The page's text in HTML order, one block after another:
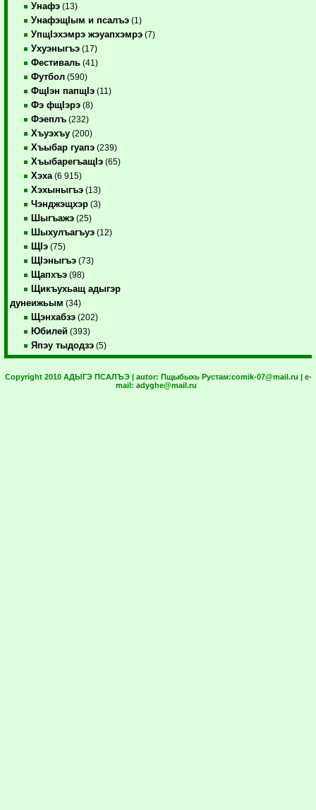
Унафэ (13)
УнафэщIым и псалъэ (1)
УпщIэхэмрэ жэуапхэмрэ (7)
Ухуэныгъэ (17)
Фестиваль (41)
Футбол (590)
ФщIэн папщIэ (11)
Фэ фщIэрэ (8)
Фэеплъ (232)
Хъуэхъу (200)
Хъыбар гуапэ (239)
ХъыбарегъащIэ (65)
Хэха (6 915)
Хэхыныгъэ (13)
Чэнджэщхэр (3)
Шыгъажэ (25)
Шыхулъагъуэ (12)
ЩIэ (75)
ЩIэныгъэ (73)
Щапхъэ (98)
Щикъухьащ адыгэр
дунеижьым (34)
Щэнхабзэ (202)
Юбилей (393)
Япэу тыдодзэ (5)
Copyright 2010 АДЫГЭ ПСАЛЪЭ | autor: Пщыбыхь Рустам:comik-07@mail.ru | e-
mail: adyghe@mail.ru